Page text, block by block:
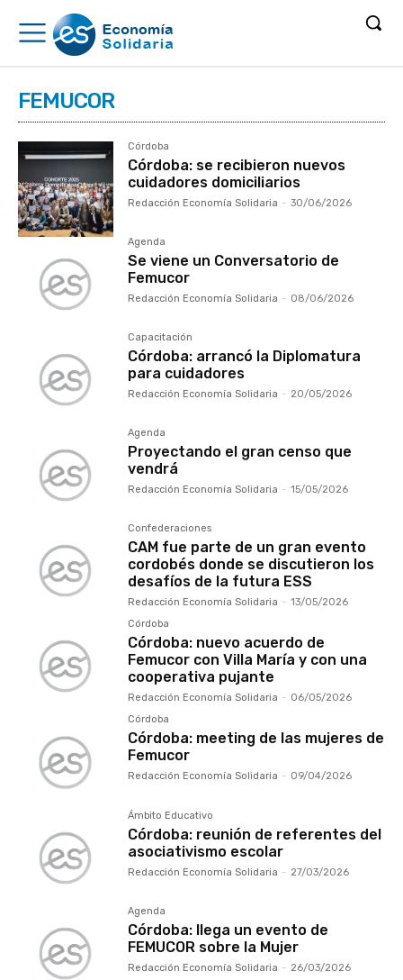
FEMUCOR
Córdoba
Córdoba: se recibieron nuevos
cuidadores domiciliarios
Redacción Economía Solidaria - 30/06/2026
Agenda
Se viene un Conversatorio de
Femucor
Redacción Economía Solidaria - 08/06/2026
Capacitación
Córdoba: arrancó la Diplomatura
para cuidadores
Redacción Economía Solidaria - 20/05/2026
Agenda
Proyectando el gran censo que
vendrá
Redacción Economía Solidaria - 15/05/2026
Confederaciones
CAM fue parte de un gran evento
cordobés donde se discutieron los
desafíos de la futura ESS
Redacción Economía Solidaria - 13/05/2026
Córdoba
Córdoba: nuevo acuerdo de
Femucor con Villa María y con una
cooperativa pujante
Redacción Economía Solidaria - 06/05/2026
Córdoba
Córdoba: meeting de las mujeres de
Femucor
Redacción Economía Solidaria - 09/04/2026
Ámbito Educativo
Córdoba: reunión de referentes del
asociativismo escolar
Redacción Economía Solidaria - 27/03/2026
Agenda
Córdoba: llega un evento de
FEMUCOR sobre la Mujer
Redacción Economía Solidaria - 26/03/2026